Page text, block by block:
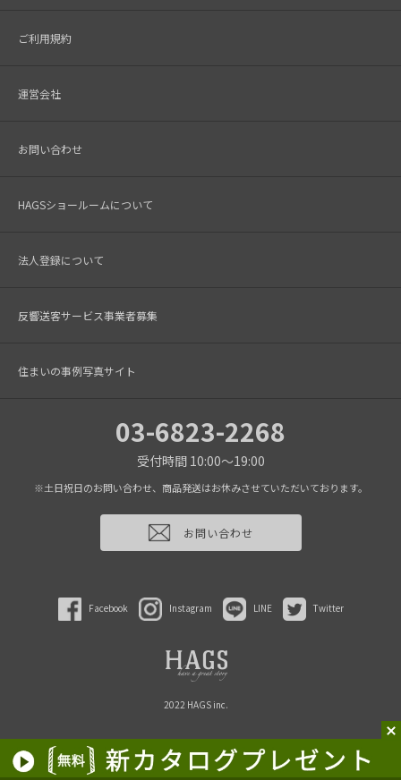
ご利用規約
運営会社
お問い合わせ
HAGSショールームについて
法人登録について
反響送客サービス事業者募集
住まいの事例写真サイト
03-6823-2268
受付時間 10:00～19:00
※土日祝日のお問い合わせ、商品発送はお休みさせていただいております。
お問い合わせ
Facebook Instagram LINE Twitter
2022 HAGS inc.